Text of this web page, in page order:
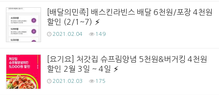
[배달의민족] 배스킨라빈스 배달 6천원/포장 4천원
할인 (2/1~7)
2021.02.04 149
[요기요] 처갓집 슈프림양념 5천원&버거킹 4천원
할인 2월 3일 ~ 4일
2021.02.03 175